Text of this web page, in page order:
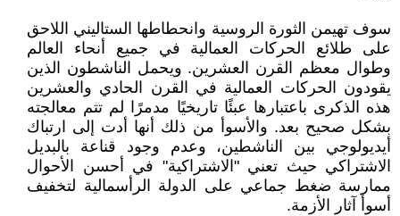
سوف تهيمن الثورة الروسية وانحطاطها الستاليني اللاحق
على طلائع الحركات العمالية في جميع أنحاء العالم
وطوال معظم القرن العشرين. ويحمل الناشطون الذين
يقودون الحركات العمالية في القرن الحادي والعشرين
هذه الذكرى باعتبارها عبئًا تاريخيًا مدمرًا لم تتم معالجته
بشكل صحيح بعد. والأسوأ من ذلك أنها أدت إلى ارتباك
أيديولوجي بين الناشطين، وعدم وجود قناعة بالبديل
الاشتراكي حيث تعني "الاشتراكية" في أحسن الأحوال
ممارسة ضغط جماعي على الدولة الرأسمالية لتخفيف
أسوأ آثار الأزمة.